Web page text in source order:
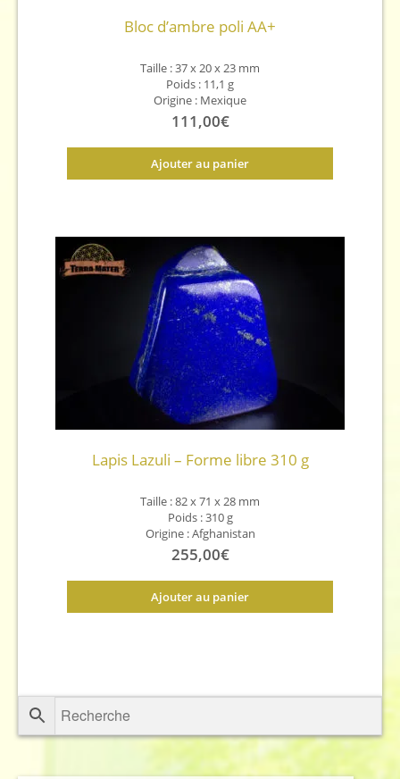
Bloc d’ambre poli AA+
Taille : 37 x 20 x 23 mm
Poids : 11,1 g
Origine : Mexique
111,00€
Ajouter au panier
Lapis Lazuli – Forme libre 310 g
Taille : 82 x 71 x 28 mm
Poids : 310 g
Origine : Afghanistan
255,00€
Ajouter au panier